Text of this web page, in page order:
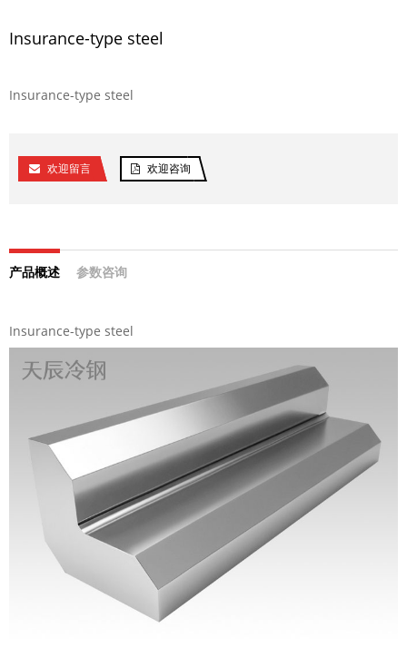
Insurance-type steel
Insurance-type steel
欢迎留言 欢迎咨询
产品概述 参数咨询
Insurance-type steel